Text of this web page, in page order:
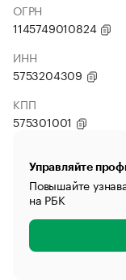
ОГРН
1145749010824
ИНН
5753204309
КПП
575301001
Управляйте
Повышайте
на РБК